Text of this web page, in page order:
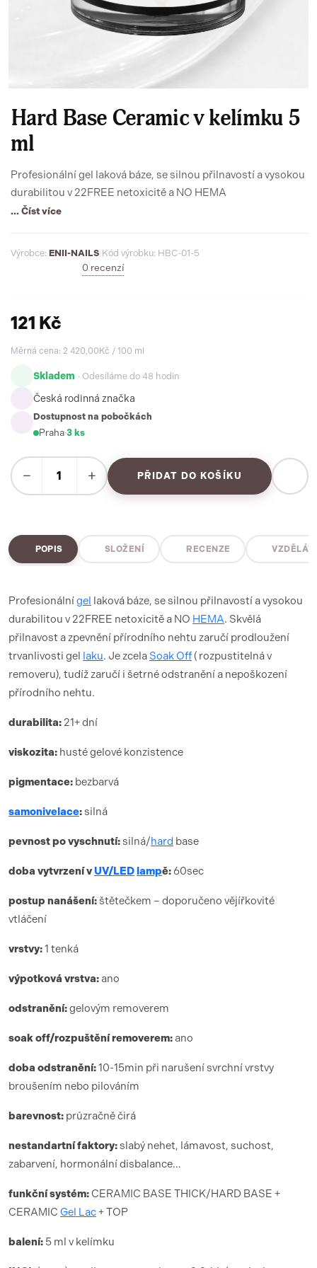
Hard Base Ceramic v kelímku 5
ml
Profesionální gel laková báze, se silnou přilnavostí a vysokou
durabilitou v 22FREE netoxicitě a NO HEMA
... Číst více
Výrobce: ENII-NAILS Kód výrobku: HBC-01-5
0 recenzí
121 Kč
Měrná cena: 2 420,00Kč / 100 ml
Skladem · Odesíláme do 48 hodin
Česká rodinná značka
Dostupnost na pobočkách
Praha·3 ks
− + PŘIDAT DO KOŠÍKU
POPIS SLOŽENÍ RECENZE
Profesionálnígel laková báze, se silnou přilnavostí a vysokou
durabilitou v 22FREE netoxicitě a NO HEMA. Skvělá
přilnavost a zpevnění přírodního nehtu zaručí prodloužení
trvanlivosti gel laku. Je zcela Soak Off ( rozpustitelná v
removeru), tudíž zaručí i šetrné odstranění a nepoškození
přírodního nehtu.
durabilita: 21+ dní
viskozita: husté gelové konzistence
pigmentace: bezbarvá
samonivelace:silná
pevnost po vyschnutí:silná/hard base
doba vytvrzenív UV/LEDlampě:60sec
postup nanášení:štětečkem – doporučeno vějířkovité
vtláčení
vrstvy:1 tenká
výpotková vrstva: ano
odstranění:gelovým removerem
soak off/rozpuštění removerem: ano
doba odstranění:10-15min při narušení svrchní vrstvy
broušením nebo pilováním
barevnost: průzračně čirá
nestandartní faktory:slabý nehet, lámavost, suchost,
zabarvení, hormonální disbalance…
funkční systém:CERAMIC BASE THICK/HARD BASE +
CERAMIC Gel Lac+ TOP
balení: 5 ml v kelímku